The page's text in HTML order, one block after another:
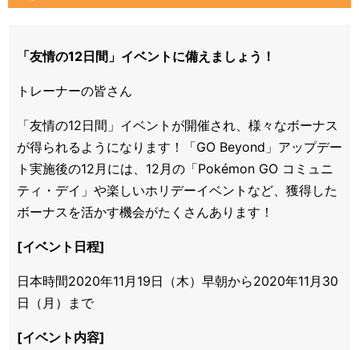
「友情の12日間」イベントに備えましょう！
トレーナーの皆さん
「友情の12日間」イベントが開催され、様々なボーナス
が得られるようになります！「GO Beyond」アップデー
ト実施後の12月には、12月の「Pokémon GO コミュニ
ティ・デイ」や楽しいホリデーイベントなど、獲得した
ボーナスを活かす機会がたくさんあります！
[イベント日程]
日本時間2020年11月19日（木）早朝から2020年11月30
日（月）まで
[イベント内容]